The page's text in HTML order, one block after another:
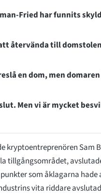
Fried har funnits
återvända till
en dom, men
Men vi är mycket
kryptoentreprenören Sam
tillgångsområdet,
som åklagarna
vita riddare